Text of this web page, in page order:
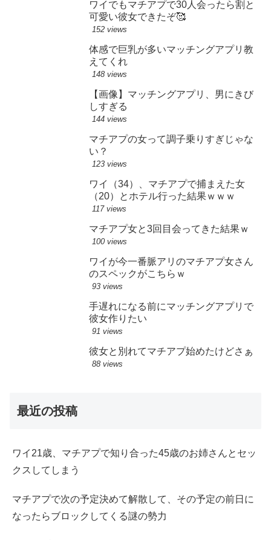
ワイでもマチアプで30人会ったら割と
可愛い彼女できたぞ🥰
152 views
体感で巨乳が多いマッチングアプリ教
えてくれ
148 views
【画像】マッチングアプリ、男にきび
しすぎる
144 views
マチアプの女って調子乗りすぎじゃな
い？
123 views
ワイ（34）、マチアプで捕まえた女
（20）とホテル行った結果ｗｗｗ
117 views
マチアプ女と3回目会ってきた結果ｗ
100 views
ワイが今一番脈アリのマチアプ女さん
のスペックがこちらｗ
93 views
手遅れになる前にマッチングアプリで
彼女作りたい
91 views
彼女と別れてマチアプ始めたけどさぁ
88 views
最近の投稿
ワイ21歳、マチアプで知り合った45歳のお姉さんとセッ
クスしてしまう
マチアプで次の予定決めて解散して、その予定の前日に
なったらブロックしてくる謎の勢力